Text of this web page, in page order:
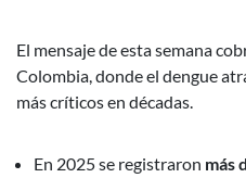
El mensaje de esta semana
Colombia, donde el dengue
más críticos en décadas.
En 2025 se registraron más